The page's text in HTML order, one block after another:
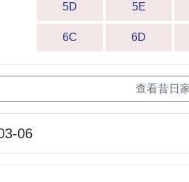
5D 5E
6C 6D
查看昔日
06